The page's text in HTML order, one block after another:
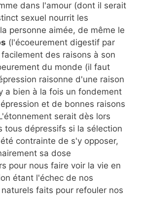
dans l'amour (dont il serait
sexuel nourrit les
personne aimée, de même le
(l'écoeurement digestif par
des raisons à son
du monde (il faut
raisonne d'une raison
a bien à la fois un fondement
et de bonnes raisons
serait dès lors
tous dépressifs si la sélection
contrainte de s'y opposer,
sa dose
pour nous faire voir la vie en
étant l'échec de nos
faits pour refouler nos